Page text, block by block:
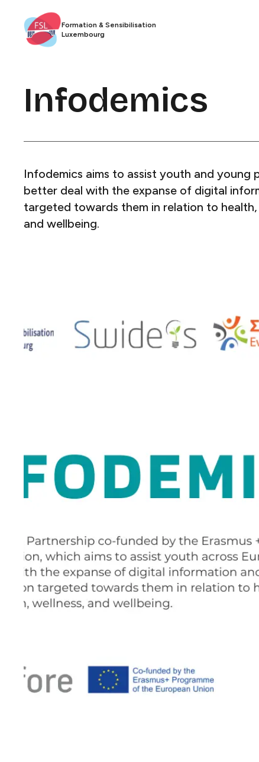
Formation & Sensibilisation
Luxembourg​​​​‌ ‍ ​‍​‍‌‍ ‌ ​‍‌‍‍‌‌‍‌ ‌‍‍‌‌‍ ‍​‍​‍​ ‍‍​‍​‍‌ ​ ‌‍​‌‌‍ ‍‌‍‍‌‌ ‌​‌ ‍‌​‍ ‍‌‍‍‌‌‍ ​‍​‍​‍ ​​‍​‍‌‍‍​‌ ​‍‌‍‌‌‌‍‌‍​‍​‍​ ‍‍​‍​‍​‍ ‌ ​ ‌ ‌​‌ ‌‌‌‍‌​‌‍‍‌‌‍ ​‍ ‌‍‍‌‌‍ ‍‌ ‌​‌‍‌‌‌‍ ‍‌ ‌​​‍ ‌‍‌‌‌‍‌​‌‍‍‌‌ ‌​​‍ ‌‍ ‌‌‍ ‌‍‌​‌‍‌‌​ ‌‌ ​​‌ ​‍‌‍‌‌‌ ​ ‌‍‌‌‌‍ ‍‌ ‌​‌‍​‌‌ ‌​‌‍‍‌‌‍ ‌‍ ‍​ ‍ ‌‍‍‌‌‍‌​​ ‌‌ ​ ‌‍‍‌‌ ‌​‌‍‌‌‌‌​ ‌‍‌‌‌ ‌​‌ ‌​‌‍‍‌‌‍ ‍‌‍‌ ‌ ​ ​ ‍ ‌ ‌​‌ ‍‌‌ ​​‌‍‌‌​ ‌‌ ​ ‌‍‍‌‌ ‌​‌‍‌‌‌‌​ ‌‍‌‌‌ ‌​‌ ‌​‌‍‍‌‌‍ ‍‌‍‌ ‌ ​ ​ ‍ ‌ ​​‌‍​‌‌ ‌​‌‍‍​​ ‌‌‍​‍‌ ​‍‌‍​‌‌‍ ‍‌‍‌​‌‍‍‌‌‍ ‍‌‍‌ ​‍ ‍‌‍​‍‌ ​‍‌‍​‌‌‍ ‍‌‍‌​‌​ ‍‌‍​‌‌‍ ‌‌‍‌‌​ ‌‍​‍‌‍​‌‌ ​ ‌‍‌‌‌‌‌‌‌ ​‍‌‍ ​​ ‌​‍‌‌​ ​‍‌​‌‍‌ ​ ‌ ‌​‌ ‌‌‌‍‌​‌‍‍‌‌‍ ​‍‌‍‌‍‍‌‌‍‌​​ ‌‌ ​ ‌‍‍‌‌ ‌​‌‍‌‌‌‌​ ‌‍‌‌‌ ‌​‌ ‌​‌‍‍‌‌‍ ‍‌‍‌ ‌ ​ ​‍‌‍‌ ‌​‌ ‍‌‌ ​​‌‍‌‌​ ‌‌ ​ ‌‍‍‌‌ ‌​‌‍‌‌‌‌​ ‌‍‌‌‌ ‌​‌ ‌​‌‍‍‌‌‍ ‍‌‍‌ ‌ ​ ​‍‌‍‌ ​​‌‍​‌‌ ‌​‌‍‍​​ ‌‌‍​‍‌ ​‍‌‍​‌‌‍ ‍‌‍‌​‌‍‍‌‌‍ ‍‌‍‌ ​‍ ‍‌‍​‍‌ ​‍‌‍​‌‌‍ ‍‌‍‌​‌​ ‍‌‍​‌‌‍ ‌‌‍‌‌​‍‌‍‌ ​​‌‍‌‌‌ ​‍‌ ​ ‌ ​​‌‍‌‌‌‍​ ‌ ‌​‌‍‍‌‌ ‌‍‌‍‌‌​ ‌‌ ​​‌ ‌‌‌‍​‍‌‍ ​‌‍‍‌‌ ​ ‌‍‍​‌‍‌‌‌‍‌​​‍​‍‌ ‌
Infodemics​​​​‌ ‍ ​‍​‍‌‍ ‌ ​‍‌‍‍‌‌‍‌ ‌‍‍‌‌‍ ‍​‍​‍​ ‍‍​‍​‍‌ ​ ‌‍​‌‌‍ ‍‌‍‍‌‌ ‌​‌ ‍‌​‍ ‍‌‍‍‌‌‍ ​‍​‍​‍ ​​‍​‍‌‍‍​‌ ​‍‌‍‌‌‌‍‌‍​‍​‍​ ‍‍​‍​‍​‍ ‌ ​ ‌ ‌​‌ ‌‌‌‍‌​‌‍‍‌‌‍ ​‍ ‌‍‍‌‌‍ ‍‌ ‌​‌‍‌‌‌‍ ‍‌ ‌​​‍ ‌‍‌‌‌‍‌​‌‍‍‌‌ ‌​​‍ ‌‍ ‌‌‍ ‌‍‌​‌‍‌‌​ ‌‌ ​​‌ ​‍‌‍‌‌‌ ​ ‌‍‌‌‌‍ ‍‌ ‌​‌‍​‌‌ ‌​‌‍‍‌‌‍ ‌‍ ‍​ ‍ ‌‍‍‌‌‍‌​​ ‌​ ‌‌​ ​‍‌‍​ ​ ‌​‌‍​ ​ ‌‌​ ​‍‌‍‌​​‍ ‌‌‍​‍‌‍‌‍​ ‌‌​ ‍​​‍ ‌​ ‌​‌‍‌‌​ ‍‌‌‍‌‍​‍ ‌​ ‍​​ ‌ ​ ‌‌​ ‌‍​‍ ‌​ ‍​‌‍​‍​ ‌​​ ‌‌​ ​​​ ​ ‌‍‌‌​ ​‍​ ‌ ​ ​‌‌‍​‌​ ‌‌​ ‍ ‌ ‌​‌ ‍‌‌ ​​‌‍‌‌​ ‌‌ ​​‌ ​‍‌‍ ‌‍‍‍‌‍‌‌‌‍​ ‌ ‌​​ ‍ ‌ ​​‌‍​‌‌ ‌​‌‍‍​​ ‌‌ ‌​‌‍‍‌‌ ‌​‌‍ ​‌‍‌‌​ ‌‍​‍‌‍​‌‌ ​ ‌‍‌‌‌‌‌‌‌ ​‍‌‍ ​​ ‌​‍‌‌​ ​‍‌​‌‍‌ ​ ‌ ‌​‌ ‌‌‌‍‌​‌‍‍‌‌‍ ​‍‌‍‌‍‍‌‌‍‌​​ ‌​ ‌‌​ ​‍‌‍​ ​ ‌​‌‍​ ​ ‌‌​ ​‍‌‍‌​​‍ ‌‌‍​‍‌‍‌‍​ ‌‌​ ‍​​‍ ‌​ ‌​‌‍‌‌​ ‍‌‌‍‌‍​‍ ‌​ ‍​​ ‌ ​ ‌‌​ ‌‍​‍ ‌​ ‍​‌‍​‍​ ‌​​ ‌‌​ ​​​ ​ ‌‍‌‌​ ​‍​ ‌ ​ ​‌‌‍​‌​ ‌‌​‍‌‍‌ ‌​‌ ‍‌‌ ​​‌‍‌‌​ ‌‌ ​​‌ ​‍‌‍ ‌‍‍‍‌‍‌‌‌‍​ ‌ ‌​​‍‌‍‌ ​​‌‍​‌‌ ‌​‌‍‍​​ ‌‌ ‌​‌‍‍‌‌ ‌​‌‍ ​‌‍‌‌​‍‌‍‌ ​​‌‍‌‌‌ ​‍‌ ​ ‌ ​​‌‍‌‌‌‍​ ‌ ‌​‌‍‍‌‌ ‌‍‌‍‌‌​ ‌‌ ​​‌ ‌‌‌‍​‍‌‍ ​‌‍‍‌‌ ​ ‌‍‍​‌‍‌‌‌‍‌​​‍​‍‌ ‌
Infodemics aims to assist youth and young
better deal with the expanse of digital
targeted towards them in relation to health,
and wellbeing.​​​​‌ ‍ ​‍​‍‌‍ ‌ ​‍‌‍‍‌‌‍‌ ‌‍‍‌‌‍ ‍​‍​‍​ ‍‍​‍​‍‌ ​ ‌‍​‌‌‍ ‍‌‍‍‌‌ ‌​‌ ‍‌​‍ ‍‌‍‍‌‌‍ ​‍​‍​‍ ​​‍​‍‌‍‍​‌ ​‍‌‍‌‌‌‍‌‍​‍​‍​ ‍‍​‍​‍​‍ ‌ ​ ‌ ‌​‌ ‌‌‌‍‌​‌‍‍‌‌‍ ​‍ ‌‍‍‌‌‍ ‍‌ ‌​‌‍‌‌‌‍ ‍‌ ‌​​‍ ‌‍‌‌‌‍‌​‌‍‍‌‌ ‌​​‍ ‌‍ ‌‌‍ ‌‍‌​‌‍‌‌​ ‌‌ ​​‌ ​‍‌‍‌‌‌ ​ ‌‍‌‌‌‍ ‍‌ ‌​‌‍​‌‌ ‌​‌‍‍‌‌‍ ‌‍ ‍​ ‍ ‌‍‍‌‌‍‌​​ ‌​ ‌‌​ ​‍‌‍​ ​ ‌​‌‍​ ​ ‌‌​ ​‍‌‍‌​​‍ ‌‌‍​‍‌‍‌‍​ ‌‌​ ‍​​‍ ‌​ ‌​‌‍‌‌​ ‍‌‌‍‌‍​‍ ‌​ ‍​​ ‌ ​ ‌‌​ ‌‍​‍ ‌​ ‍​‌‍​‍​ ‌​​ ‌‌​ ​​​ ​ ‌‍‌‌​ ​‍​ ‌ ​ ​‌‌‍​‌​ ‌‌​ ‍ ‌ ‌​‌ ‍‌‌ ​​‌‍‌‌​ ‌‌ ​​‌ ​‍‌‍ ‌‍‍‍‌‍‌‌‌‍​ ‌ ‌​​ ‍ ‌ ​​‌‍​‌‌ ‌​‌‍‍​​ ‌‌‍‌​‌‍‌‌‌ ​ ‌‍​ ‌ ​‍‌‍‍‌‌ ​​‌ ‌​‌‍‍‌‌‍ ‌‍ ‍​ ‌‍​‍‌‍​‌‌ ​ ‌‍‌‌‌‌‌‌‌ ​‍‌‍ ​​ ‌​‍‌‌​ ​‍‌​‌‍‌ ​ ‌ ‌​‌ ‌‌‌‍‌​‌‍‍‌‌‍ ​‍‌‍‌‍‍‌‌‍‌​​ ‌​ ‌‌​ ​‍‌‍​ ​ ‌​‌‍​ ​ ‌‌​ ​‍‌‍‌​​‍ ‌‌‍​‍‌‍‌‍​ ‌‌​ ‍​​‍ ‌​ ‌​‌‍‌‌​ ‍‌‌‍‌‍​‍ ‌​ ‍​​ ‌ ​ ‌‌​ ‌‍​‍ ‌​ ‍​‌‍​‍​ ‌​​ ‌‌​ ​​​ ​ ‌‍‌‌​ ​‍​ ‌ ​ ​‌‌‍​‌​ ‌‌​‍‌‍‌ ‌​‌ ‍‌‌ ​​‌‍‌‌​ ‌‌ ​​‌ ​‍‌‍ ‌‍‍‍‌‍‌‌‌‍​ ‌ ‌​​‍‌‍‌ ​​‌‍​‌‌ ‌​‌‍‍​​ ‌‌‍‌​‌‍‌‌‌ ​ ‌‍​ ‌ ​‍‌‍‍‌‌ ​​‌ ‌​‌‍‍‌‌‍ ‌‍ ‍​‍‌‍‌ ​​‌‍‌‌‌ ​‍‌ ​ ‌ ​​‌‍‌‌‌‍​ ‌ ‌​‌‍‍‌‌ ‌‍‌‍‌‌​ ‌‌ ​​‌ ‌‌‌‍​‍‌‍ ​‌‍‍‌‌ ​ ‌‍‍​‌‍‌‌‌‍‌​​‍​‍‌ ‌